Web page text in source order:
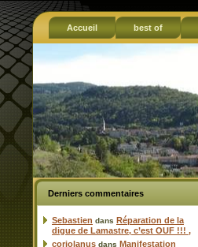
Accueil best of
Derniers commentaires
Sebastien dans Réparation de la
digue de Lamastre, c’est OUF !!! ,
coriolanus dans Manifestation